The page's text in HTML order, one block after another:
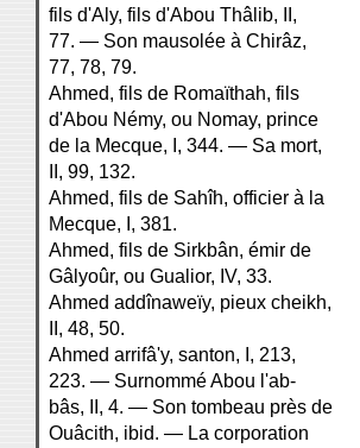
fils d'Aly, fils d'Abou Thâlib, II,
77. — Son mausolée à Chirâz,
77, 78, 79.
Ahmed, fils de Romaïthah, fils
d'Abou Némy, ou Nomay, prince
de la Mecque, I, 344. — Sa mort,
II, 99, 132.
Ahmed, fils de Sahîh, officier à la
Mecque, I, 381.
Ahmed, fils de Sirkbân, émir de
Gâlyoûr, ou Gualior, IV, 33.
Ahmed addînaweïy, pieux cheikh,
II, 48, 50.
Ahmed arrifâ'y, santon, I, 213,
223. — Surnommé Abou l'ab-
bâs, II, 4. — Son tombeau près de
Ouâcith, ibid. — La corporation